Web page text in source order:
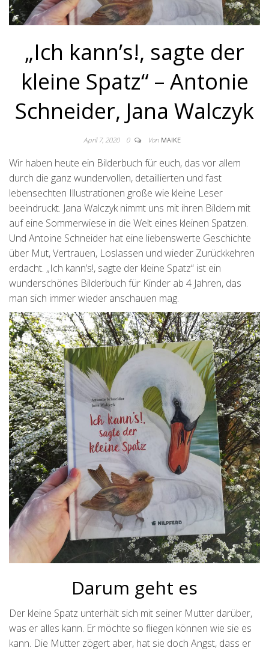
„Ich kann’s!, sagte der
kleine Spatz“ – Antonie
Schneider, Jana Walczyk
April 7, 2020 0 Von MAIKE
Wir haben heute ein Bilderbuch für euch, das vor allem
durch die ganz wundervollen, detaillierten und fast
lebensechten Illustrationen große wie kleine Leser
beeindruckt. Jana Walczyk nimmt uns mit ihren Bildern mit
auf eine Sommerwiese in die Welt eines kleinen Spatzen.
Und Antoine Schneider hat eine liebenswerte Geschichte
über Mut, Vertrauen, Loslassen und wieder Zurückkehren
erdacht. „Ich kann’s!, sagte der kleine Spatz“ ist ein
wunderschönes Bilderbuch für Kinder ab 4 Jahren, das
man sich immer wieder anschauen mag.
Darum geht es
Der kleine Spatz unterhält sich mit seiner Mutter darüber,
was er alles kann. Er möchte so fliegen können wie sie es
kann. Die Mutter zögert aber, hat sie doch Angst, dass er